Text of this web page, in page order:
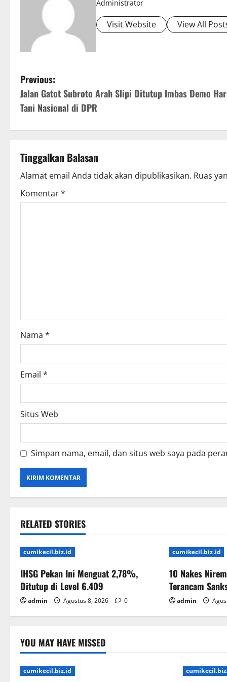
Administrator
Visit Website View All
P
o
s
n
a
v
i
o
n
Previous:
Jalan Gatot Subroto Arah Slipi Ditutup Imbas Demo
Tani Nasional di DPR
Tinggalkan Balasan
Alamat email Anda tidak akan dipublikasikan. Ruas
Komentar*
Nama *
Email *
Situs Web
Simpan nama, email, dan situs web saya pada
RELATED STORIES
cumikecil.biz.id
IHSG Pekan Ini Menguat 2,78%,
Ditutup di Level 6.409
admin Agustus 8, 2026 0
cumikecil.biz.id
10 Nakes
Terancam
admin
YOU MAY HAVE MISSED
cumikecil.biz.id